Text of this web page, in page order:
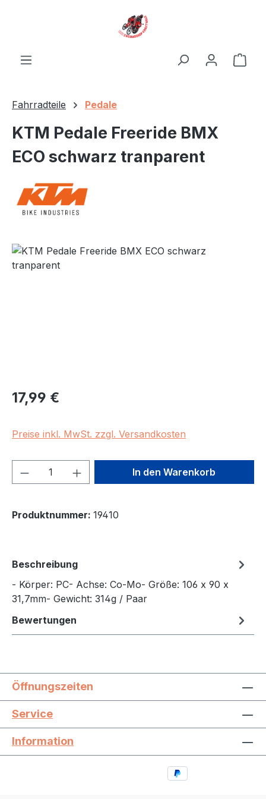
Fahrradteile Pedale
KTM Pedale Freeride BMX
ECO schwarz tranparent
Bildergalerie überspringen
Regulärer Preis:
17,99 €
Preise inkl. MwSt. zzgl. Versandkosten
Produkt Anzahl: Gib denIn den Warenkorb
Produktnummer: 19410
Beschreibung
- Körper: PC- Achse: Co-Mo- Größe: 106 x 90 x
31,7mm- Gewicht: 314g / Paar
Bewertungen
Öffnungszeiten
Service
Information